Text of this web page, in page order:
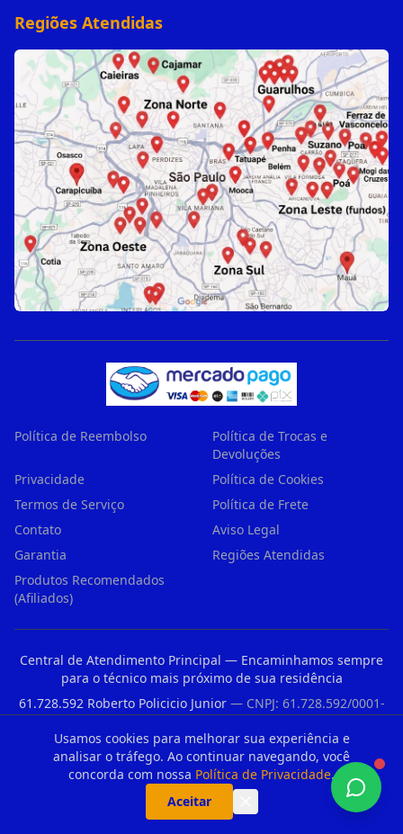
Usamos cookies para melhorar sua experiência e
analisar o tráfego. Ao continuar navegando, você
concorda com nossa Política de Privacidade.
Aceitar
Regiões Atendidas
Política de Reembolso
Política de Trocas e
Devoluções
Privacidade
Política de Cookies
Termos de Serviço
Política de Frete
Contato
Aviso Legal
Garantia
Regiões Atendidas
Produtos Recomendados
(Afiliados)
Central de Atendimento Principal — Encaminhamos sempre
para o técnico mais próximo de sua residência
61.728.592 Roberto Policicio Junior— CNPJ: 61.728.592/0001-
57
Avenida Rudge, 979 — São Paulo/SP